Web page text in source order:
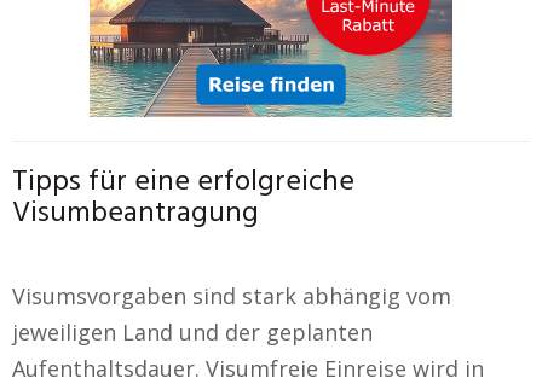
Tipps für eine erfolgreiche
Visumbeantragung
Visumsvorgaben sind stark abhängig vom
jeweiligen Land und der geplanten
Aufenthaltsdauer. Visumfreie Einreise wird in